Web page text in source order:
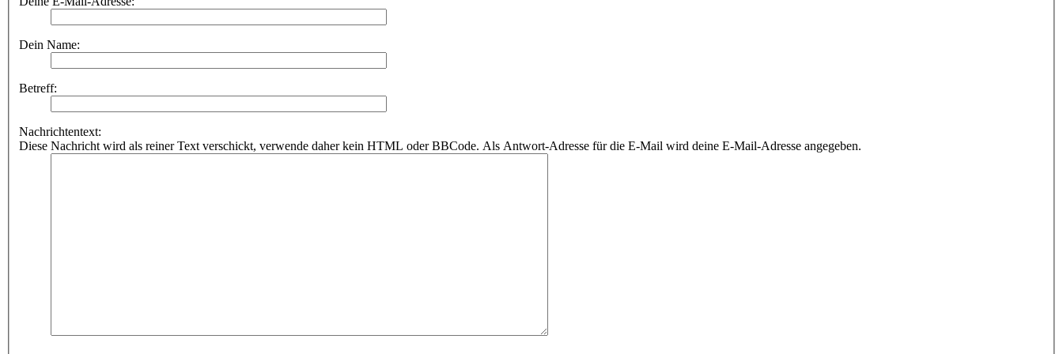
Dein Name:
Betreff:
Nachrichtentext:
Diese Nachricht wird als reiner Text verschickt, verwende daher kein HTML oder BBCode. Als Antwort-Adresse für die E-Mail wird deine E-Mail-Adresse angegeben.